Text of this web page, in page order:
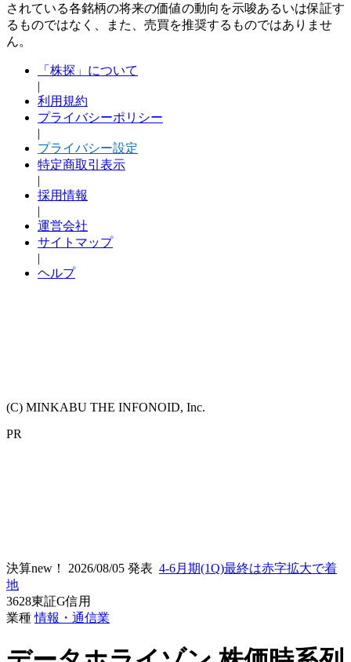
されている各銘柄の将来の価値の動向を示唆あるいは保証す
るものではなく、また、売買を推奨するものではありませ
ん。
「株探」について
|
利用規約
プライバシーポリシー
|
プライバシー設定
特定商取引表示
|
採用情報
|
運営会社
サイトマップ
|
ヘルプ
(C) MINKABU THE INFONOID, Inc.
PR
決算new！ 2026/08/05 発表 4-6月期(1Q)最終は赤字拡大で着
地
3628東証G信用
業種情報・通信業